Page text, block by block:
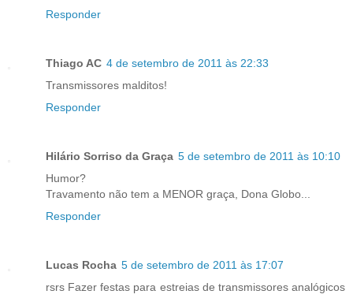
Responder
Thiago AC 4 de setembro de 2011 às 22:33
Transmissores malditos!
Responder
Hilário Sorriso da Graça 5 de setembro de 2011 às 10:10
Humor?
Travamento não tem a MENOR graça, Dona Globo...
Responder
Lucas Rocha 5 de setembro de 2011 às 17:07
rsrs Fazer festas para estreias de transmissores analógicos